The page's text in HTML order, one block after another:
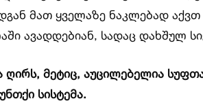
მათ ყველაზე ნაკლებად აქვთ
ავადდებიან, სადაც დახშულ
მეტიც, აუცილებელია
სისტემა.